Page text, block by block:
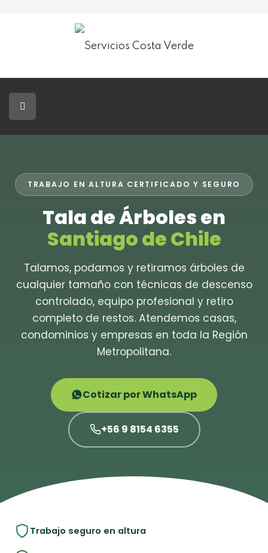
Paisajismo
Tala De Árboles
Contacto
TRABAJO EN ALTURA CERTIFICADO Y SEGURO
Tala de Árboles en
Santiago de Chile
Talamos, podamos y retiramos árboles de
cualquier tamaño con técnicas de descenso
controlado, equipo profesional y retiro
completo de restos. Atendemos casas,
condominios y empresas en toda la Región
Metropolitana.
Cotizar por WhatsApp
+56 9 8154 6355
Trabajo seguro en altura